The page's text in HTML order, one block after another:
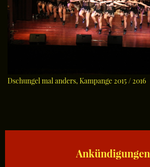
Dschungel mal anders, Kampange 2015 / 2016
Ankündigungen